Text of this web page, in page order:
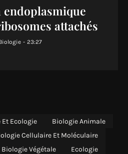
attachés
- 23:27
Ecologie
Biologie Animale
Cellulaire Et Moléculaire
Biologie Végétale Ecologie